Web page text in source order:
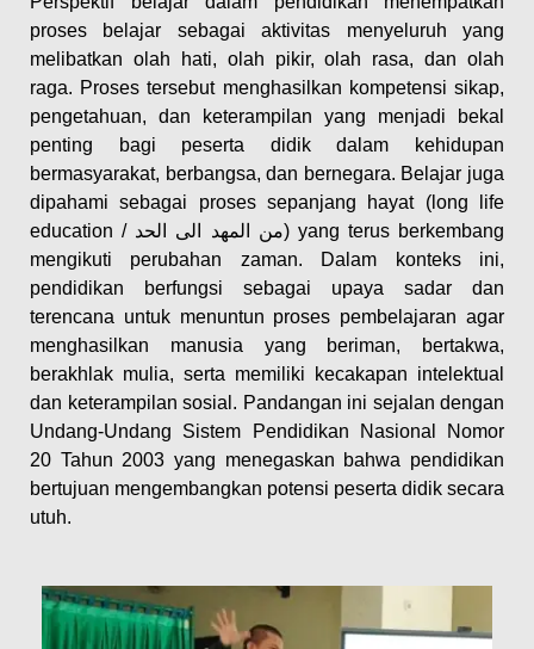
proses belajar sebagai aktivitas menyeluruh yang
melibatkan olah hati, olah pikir, olah rasa, dan olah
raga. Proses tersebut menghasilkan kompetensi sikap,
pengetahuan, dan keterampilan yang menjadi bekal
penting bagi peserta didik dalam kehidupan
bermasyarakat, berbangsa, dan bernegara. Belajar juga
dipahami sebagai proses sepanjang hayat (long life
education / من المهد الى الحد) yang terus berkembang
mengikuti perubahan zaman. Dalam konteks ini,
pendidikan berfungsi sebagai upaya sadar dan
terencana untuk menuntun proses pembelajaran agar
menghasilkan manusia yang beriman, bertakwa,
berakhlak mulia, serta memiliki kecakapan intelektual
dan keterampilan sosial. Pandangan ini sejalan dengan
Undang-Undang Sistem Pendidikan Nasional Nomor
20 Tahun 2003 yang menegaskan bahwa pendidikan
bertujuan mengembangkan potensi peserta didik secara
utuh.